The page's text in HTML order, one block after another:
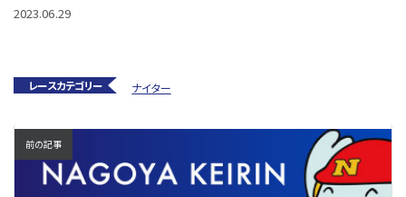
2023.06.29
レースカテゴリー ナイター
前の記事